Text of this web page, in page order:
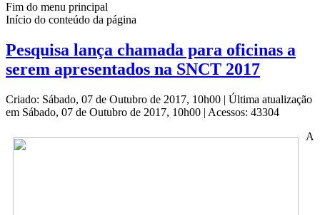
Fim do menu principal
Início do conteúdo da página
Pesquisa lança chamada para oficinas a
serem apresentados na SNCT 2017
Criado: Sábado, 07 de Outubro de 2017, 10h00 | Última atualização
em Sábado, 07 de Outubro de 2017, 10h00 | Acessos: 43304
A